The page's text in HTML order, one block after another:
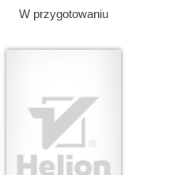
W przygotowaniu